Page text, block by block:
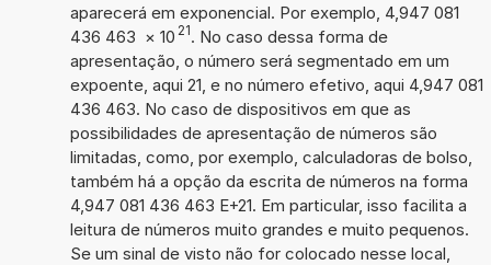
aparecerá em exponencial. Por exemplo, 4,947 081
436 463 × 10 21. No caso dessa forma de
apresentação, o número será segmentado em um
expoente, aqui 21, e no número efetivo, aqui 4,947 081
436 463. No caso de dispositivos em que as
possibilidades de apresentação de números são
limitadas, como, por exemplo, calculadoras de bolso,
também há a opção da escrita de números na forma
4,947 081 436 463 E+21. Em particular, isso facilita a
leitura de números muito grandes e muito pequenos.
Se um sinal de visto não for colocado nesse local,